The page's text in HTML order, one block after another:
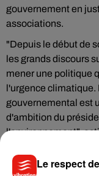
gouvernement en
associations.
"Depuis le début de
les grands discours
mener une politique
l'urgence
gouvernemental est
d'ambition du
l'environnement",
Cet action arrive
annuel, le Haut
Le respect